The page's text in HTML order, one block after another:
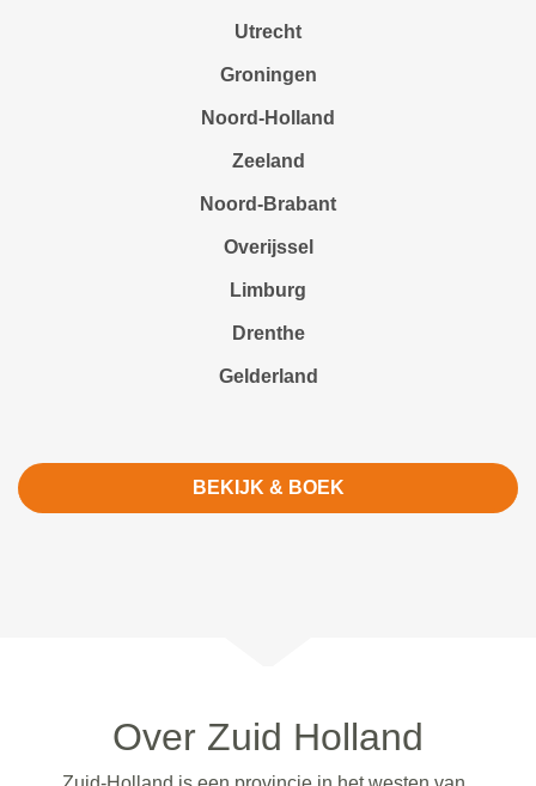
Utrecht
Groningen
Noord-Holland
Zeeland
Noord-Brabant
Overijssel
Limburg
Drenthe
Gelderland
BEKIJK & BOEK
Over Zuid Holland